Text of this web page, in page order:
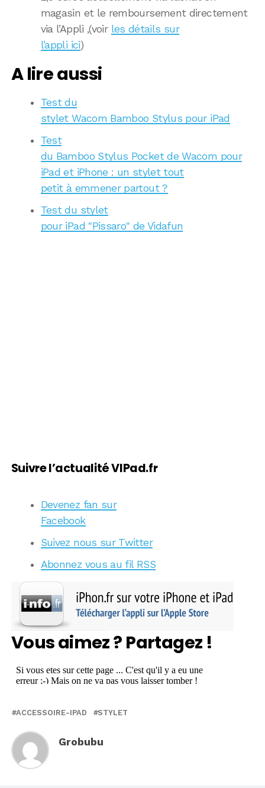
magasin et le remboursement directement
via l’Appli ,(voir les détails sur
l’appli ici)
A lire aussi
Test du
stylet Wacom Bamboo Stylus pour iPad
Test
du Bamboo Stylus Pocket de Wacom pour
iPad et iPhone : un stylet tout
petit à emmener partout ?
Test du stylet
pour iPad "Pissaro" de Vidafun
Suivre l’actualité VIPad.fr
Devenez fan sur
Facebook
Suivez nous sur Twitter
Abonnez vous au fil RSS
Vous aimez ? Partagez !
ACCESSOIRE-IPAD STYLET
Grobubu